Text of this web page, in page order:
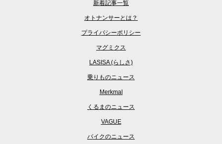
新着記事一覧
オトナンサーとは？
プライバシーポリシー
マグミクス
LASISA (らしさ)
乗りものニュース
Merkmal
くるまのニュース
VAGUE
バイクのニュース